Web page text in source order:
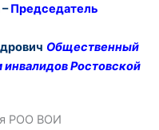
Председатель
Общественный
Ростовской
РОО ВОИ